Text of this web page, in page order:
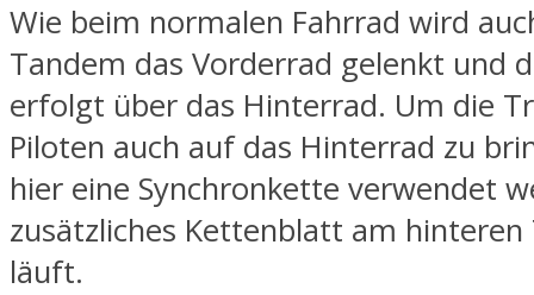
Wie beim normalen Fahrrad wird
Tandem das Vorderrad gelenkt und
erfolgt über das Hinterrad. Um die
Piloten auch auf das Hinterrad zu
hier eine Synchronkette verwendet
zusätzliches Kettenblatt am
läuft.